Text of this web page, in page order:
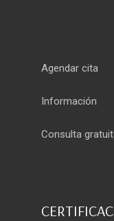
Agendar cita
Información
Consulta